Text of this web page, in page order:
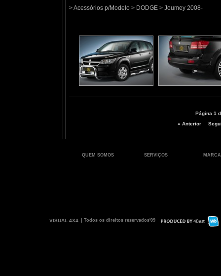
> Acessórios p/Modelo > DODGE > Joumey 2008-
Página 1
« Anterior
QUEM SOMOS SERVIÇOS
VISUAL 4X4 | Todos os direitos reservados'09